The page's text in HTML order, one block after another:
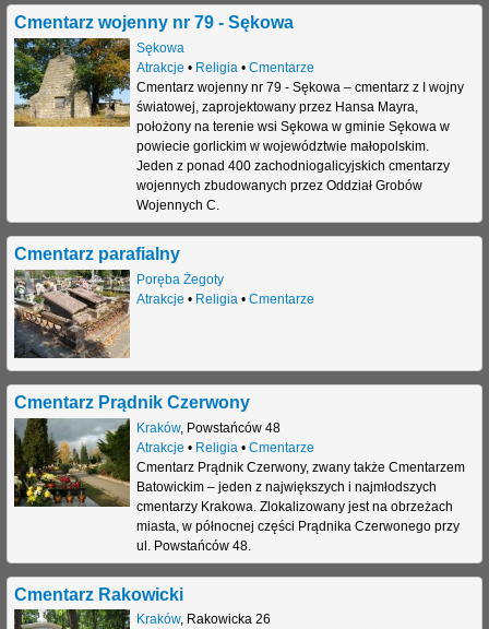
ś
t
u
t
o
n
Cmentarz wojenny nr 79 - Sękowa
Sękowa
Atrakcje • Religia • Cmentarze
Cmentarz wojenny nr 79 - Sękowa – cmentarz z I wojny
światowej, zaprojektowany przez Hansa Mayra,
położony na terenie wsi Sękowa w gminie Sękowa w
powiecie gorlickim w województwie małopolskim.
Jeden z ponad 400 zachodniogalicyjskich cmentarzy
wojennych zbudowanych przez Oddział Grobów
Wojennych C.
Cmentarz parafialny
Poręba Żegoty
Atrakcje • Religia • Cmentarze
Cmentarz Prądnik Czerwony
Kraków, Powstańców 48
Atrakcje • Religia • Cmentarze
Cmentarz Prądnik Czerwony, zwany także Cmentarzem
Batowickim – jeden z największych i najmłodszych
cmentarzy Krakowa. Zlokalizowany jest na obrzeżach
miasta, w północnej części Prądnika Czerwonego przy
ul. Powstańców 48.
Cmentarz Rakowicki
Kraków, Rakowicka 26